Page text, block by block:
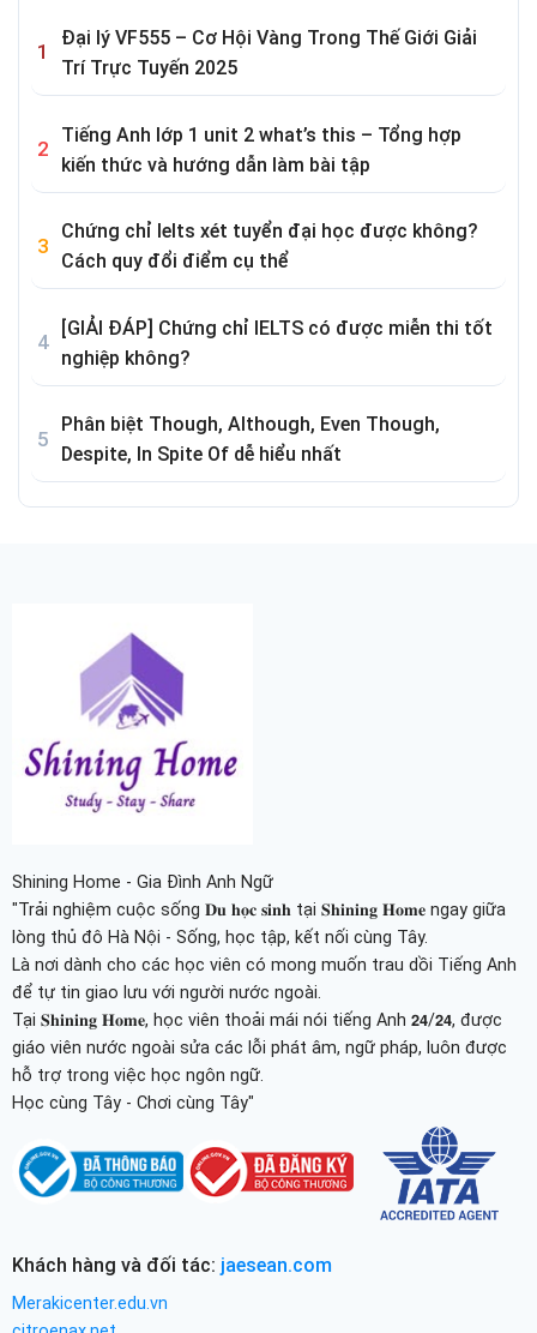
Đại lý VF555 – Cơ Hội Vàng Trong Thế Giới Giải
Trí Trực Tuyến 2025
Tiếng Anh lớp 1 unit 2 what’s this – Tổng hợp
kiến thức và hướng dẫn làm bài tập
Chứng chỉ Ielts xét tuyển đại học được không?
Cách quy đổi điểm cụ thể
[GIẢI ĐÁP] Chứng chỉ IELTS có được miễn thi tốt
nghiệp không?
Phân biệt Though, Although, Even Though,
Despite, In Spite Of dễ hiểu nhất
Shining Home - Gia Đình Anh Ngữ
"Trải nghiệm cuộc sống 𝐃𝐮 𝐡𝐨̣𝐜 𝐬𝐢𝐧𝐡 tại 𝐒𝐡𝐢𝐧𝐢𝐧𝐠 𝐇𝐨𝐦𝐞 ngay giữa
lòng thủ đô Hà Nội - Sống, học tập, kết nối cùng Tây.
Là nơi dành cho các học viên có mong muốn trau dồi Tiếng Anh
để tự tin giao lưu với người nước ngoài.
Tại 𝐒𝐡𝐢𝐧𝐢𝐧𝐠 𝐇𝐨𝐦𝐞, học viên thoải mái nói tiếng Anh 𝟮𝟰/𝟮𝟰, được
giáo viên nước ngoài sửa các lỗi phát âm, ngữ pháp, luôn được
hỗ trợ trong việc học ngôn ngữ.
Học cùng Tây - Chơi cùng Tây"
Khách hàng và đối tác: jaesean.com
Merakicenter.edu.vn